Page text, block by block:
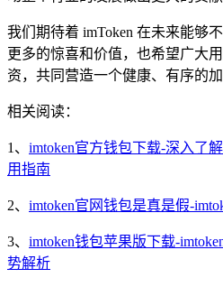
我们期待着 imToken 在未来能够
更多的惊喜和价值，也希望广大
资，共同营造一个健康、有序的
相关阅读：
1、 imtoken官方钱包下载-深入了
用指南
2、 imtoken官网钱包是真是假-
3、 imtoken钱包苹果版下载-
势解析